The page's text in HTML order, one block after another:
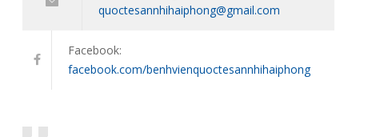
quoctesannhihaiphong@gmail.com
Facebook:
facebook.com/benhvienquoctesannhihaiphong